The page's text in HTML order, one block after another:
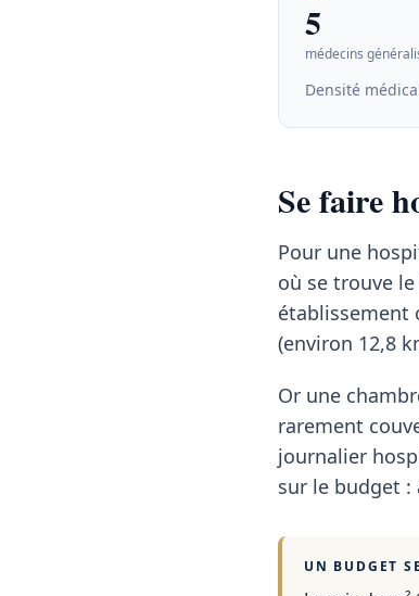
5
médecins
Densité
Se faire
Pour une
où se trouve
établissement
(environ 12,8
Or une
rarement
journalier
sur le budget
UN BUDGET